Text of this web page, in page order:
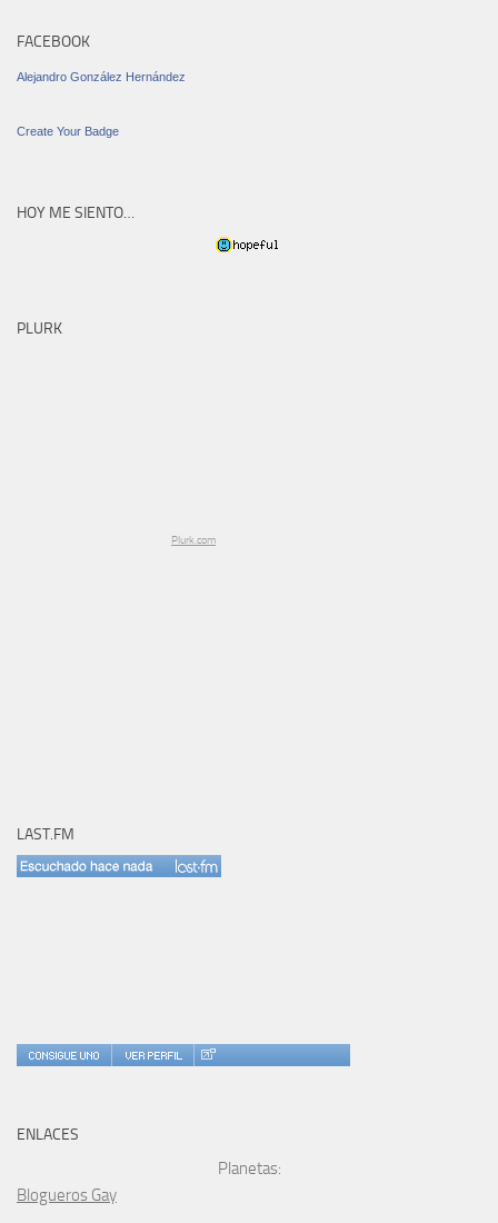
FACEBOOK
Alejandro González Hernández
Create Your Badge
HOY ME SIENTO…
PLURK
Plurk.com
LAST.FM
ENLACES
Planetas:
Blogueros Gay